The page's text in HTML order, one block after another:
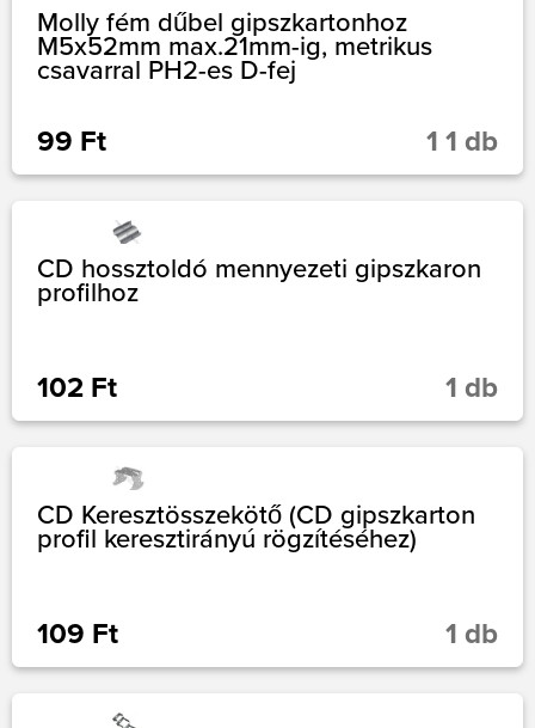
Molly fém dűbel gipszkartonhoz
M5x52mm max.21mm-ig, metrikus
csavarral PH2-es D-fej
99 Ft 1 1 db
CD hossztoldó mennyezeti gipszkaron
profilhoz
102 Ft 1 db
CD Keresztösszekötő (CD gipszkarton
profil keresztirányú rögzítéséhez)
109 Ft 1 db